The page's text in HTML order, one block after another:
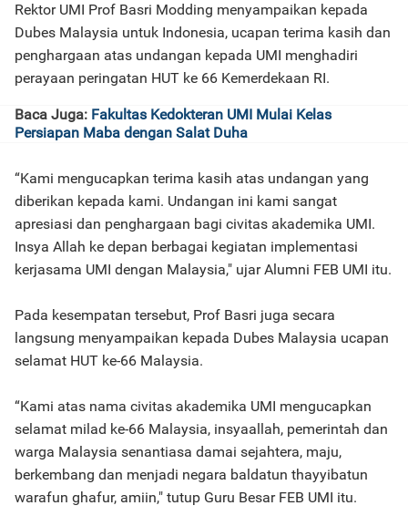
Rektor UMI Prof Basri Modding menyampaikan kepada
Dubes Malaysia untuk Indonesia, ucapan terima kasih dan
penghargaan atas undangan kepada UMI menghadiri
perayaan peringatan HUT ke 66 Kemerdekaan RI.
Baca Juga: Fakultas Kedokteran UMI Mulai Kelas
Persiapan Maba dengan Salat Duha
“Kami mengucapkan terima kasih atas undangan yang
diberikan kepada kami. Undangan ini kami sangat
apresiasi dan penghargaan bagi civitas akademika UMI.
Insya Allah ke depan berbagai kegiatan implementasi
kerjasama UMI dengan Malaysia," ujar Alumni FEB UMI itu.
Pada kesempatan tersebut, Prof Basri juga secara
langsung menyampaikan kepada Dubes Malaysia ucapan
selamat HUT ke-66 Malaysia.
“Kami atas nama civitas akademika UMI mengucapkan
selamat milad ke-66 Malaysia, insyaallah, pemerintah dan
warga Malaysia senantiasa damai sejahtera, maju,
berkembang dan menjadi negara baldatun thayyibatun
warafun ghafur, amiin," tutup Guru Besar FEB UMI itu.